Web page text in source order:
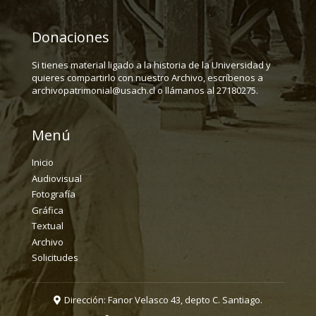
Donaciones
Si tienes material ligado a la historia de la Universidad y
quieres compartirlo con nuestro Archivo, escríbenos a
archivopatrimonial@usach.cl o llámanos al 27180275.
Menú
Inicio
Audiovisual
Fotografía
Gráfica
Textual
Archivo
Solicitudes
Dirección: Fanor Velasco 43, depto C. Santiago.